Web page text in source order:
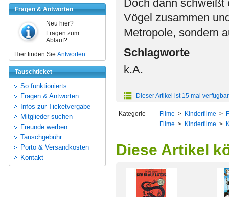
Fragen & Antworten
Neu hier?
Fragen zum
Ablauf?
Hier finden Sie Antworten
Tauschticket
So funktionierts
Fragen & Antworten
Infos zur Ticketvergabe
Mitglieder suchen
Freunde werben
Tauschgebühr
Porto & Versandkosten
Kontakt
Doch dann schweißt
Vögel zusammen
Metropole, sondern
Schlagworte
k.A.
Dieser Artikel ist 15 mal verfügbar
Kategorie Filme > Kinderfilme >
Filme > Kinderfilme >
Diese Artikel